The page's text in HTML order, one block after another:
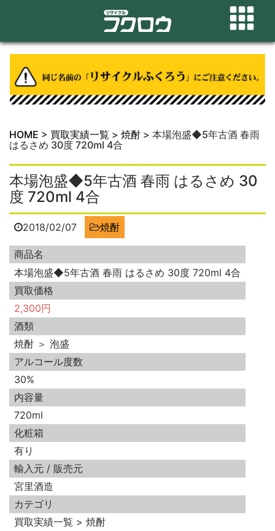
HOME > 買取実績一覧 > 焼酎 > 本場泡盛◆5年古酒 春雨
はるさめ 30度 720ml 4合
本場泡盛◆5年古酒 春雨 はるさめ 30
度 720ml 4合
2018/02/07 焼酎
商品名
本場泡盛◆5年古酒 春雨 はるさめ 30度 720ml 4合
買取価格
2,300円
酒類
焼酎 ＞ 泡盛
アルコール度数
30%
内容量
720ml
化粧箱
有り
輸入元 / 販売元
宮里酒造
カテゴリ
買取実績一覧 > 焼酎